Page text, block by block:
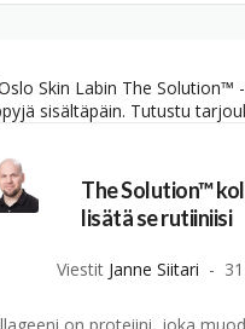
The Solution™
lisätä se rutiiniisi
Viestit Janne Siitari
on proteiini, joka